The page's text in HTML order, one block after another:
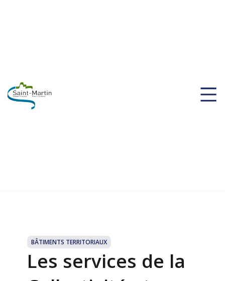
BÂTIMENTS TERRITORIAUX
Les services de la